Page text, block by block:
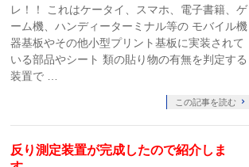
レ！！ これはケータイ、スマホ、電子書籍、ゲ
ーム機、ハンディーターミナル等の モバイル機
器基板やその他小型プリント基板に実装されて
いる部品やシート 類の貼り物の有無を判定する
装置で …
この記事を読む
反り測定装置が完成したので紹介しま